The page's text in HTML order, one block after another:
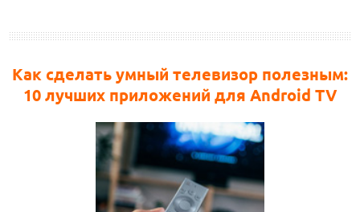
Как сделать умный телевизор полезным:
10 лучших приложений для Android TV